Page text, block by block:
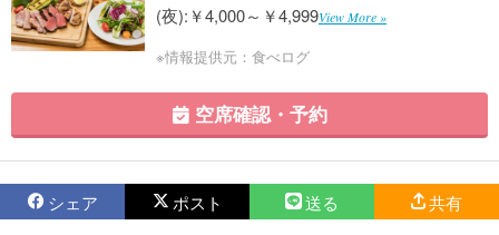
(夜):￥4,000～￥4,999View More »
※情報提供元：食べログ
空席確認・予約
シェア ポスト 送る 共有